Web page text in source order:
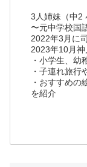
3人姉妹（中2
〜元中学校国
2022年3月に
2023年10月
・小学生、幼
・子連れ旅行
・おすすめの
を紹介